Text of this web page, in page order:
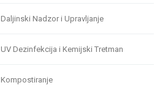
Daljinski Nadzor i Upravljanje
UV Dezinfekcija i Kemijski Tretman
Kompostiranje